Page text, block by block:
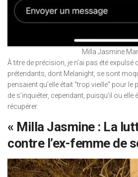
Milla Jasmine
À titre de précision, je n’ai pas été expulsé
prétendants, dont Melanight, se sont
pensaient qu’elle était “trop ​​​​vieille” pour le
de s’inquiéter, cependant, puisqu’il ou elle
récupérer.
« Milla Jasmine : La
contre l’ex-femme de